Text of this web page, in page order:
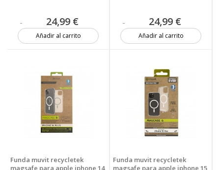
24,99 €
Añadir al carrito
24,99 €
Añadir al carrito
Funda muvit recycletek
magsafe para apple iphone 14
Funda muvit recycletek
magsafe para apple iphone 15